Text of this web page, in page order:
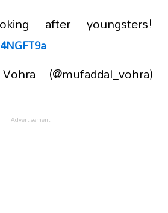
after youngsters!
(@mufaddal_vohra)